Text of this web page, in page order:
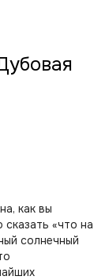
как вы
«что на
солнечный